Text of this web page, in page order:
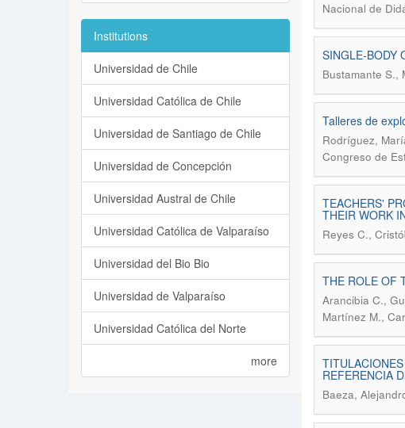
Nacional de
SINGLE-BODY
Bustamante S.,
Talleres de
Rodríguez,
Congreso de
TEACHERS'
THEIR WORK
Reyes C.,
THE ROLE OF
Arancibia C.,
Martínez M.,
REFERENCIA
Baeza,
Institutions
Universidad de Chile
Universidad Católica de Chile
Universidad de Santiago de Chile
Universidad de Concepción
Universidad Austral de Chile
Universidad Católica de Valparaíso
Universidad del Bio Bio
Universidad de Valparaíso
Universidad Católica del Norte
more